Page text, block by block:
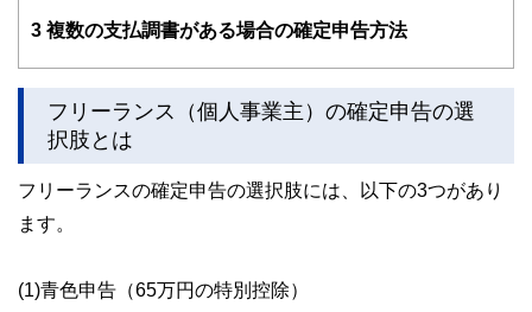
3 複数の支払調書がある場合の確定申告方法
フリーランス（個人事業主）の確定申告の選
択肢とは
フリーランスの確定申告の選択肢には、以下の3つがあり
ます。
(1)青色申告（65万円の特別控除）